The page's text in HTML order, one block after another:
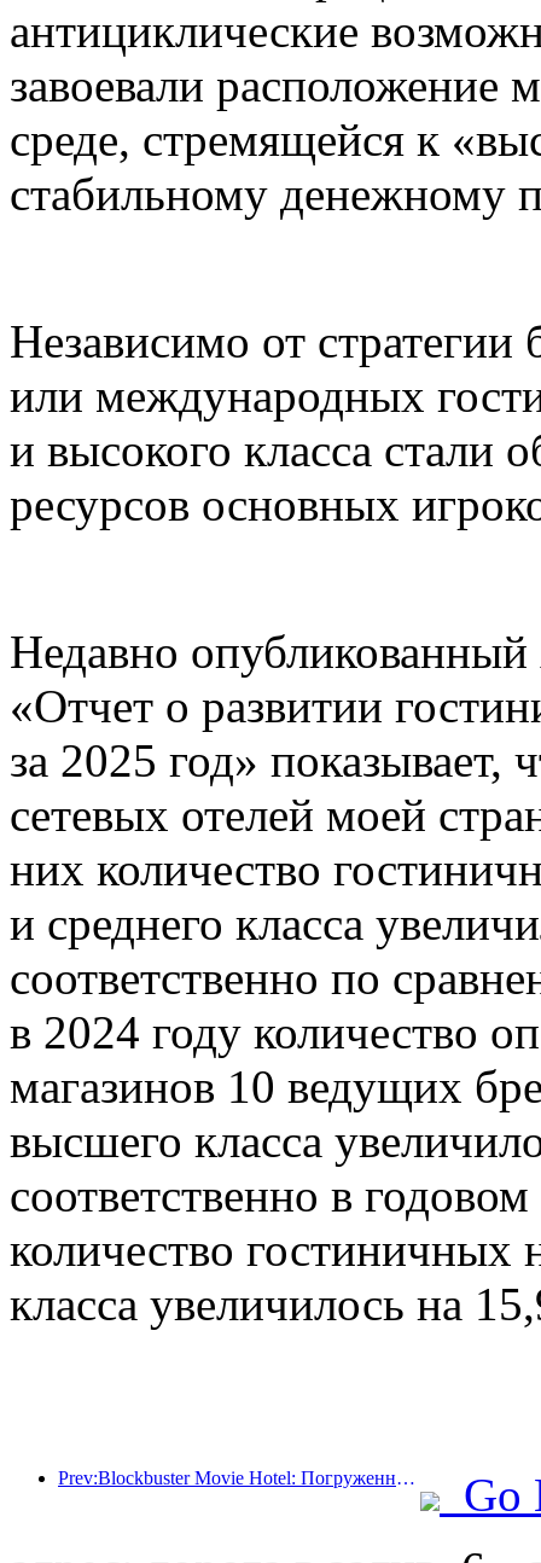
антициклические
завоевали расположение
среде, стремящейся к
стабильному денежному
Независимо от
или международных
и высокого класса стали
ресурсов основных
Недавно
«Отчет о развитии
за 2025 год»
сетевых отелей моей
них количество
и среднего класса
соответственно по
в 2024 году количество
магазинов 10 ведущих
высшего класса
соответственно в
количество гостиничных
класса увеличилось на
Prev:Blockbuster Movie Hotel: Погруженный в путешествие света и тени, Blockbuster Movie Hotel определяет новый опыт путешествий
Go